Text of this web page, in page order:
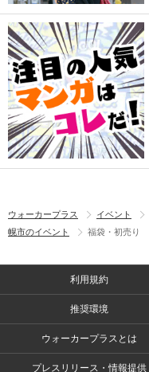
ウォーカープラス イベント
幌市のイベント
福袋・初売り
利用規約
推奨環境
ウォーカープラスとは
プレスリリース・情報提供